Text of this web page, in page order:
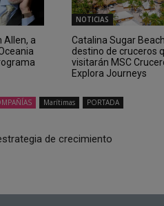
Allen, a
NOTICIAS
Catalina Sugar
destino de cruceros
visitarán MSC
Explora Journeys
Marítimas PORTADA
de crecimiento